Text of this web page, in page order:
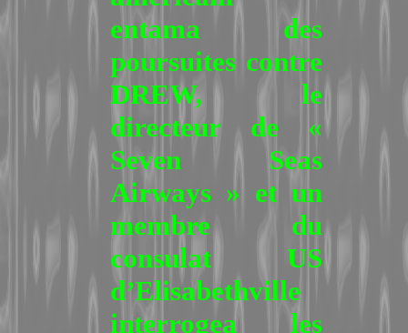
entama des
poursuites contre
DREW, le
directeur de «
Seven Seas
Airways » et un
membre du
consulat US
d’Elisabethville
interrogea les